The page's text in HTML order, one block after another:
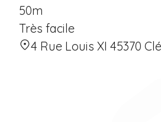
50m
Très facile
4 Rue Louis XI 45370